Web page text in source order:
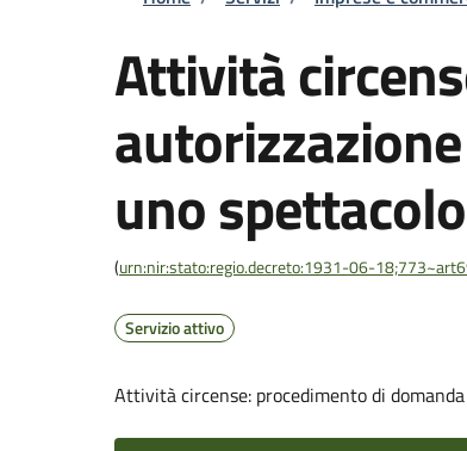
Attività
uno
(urn:nir:stato:regio.decreto:1931-06-
Servizio attivo
Attività circense: procedimento di